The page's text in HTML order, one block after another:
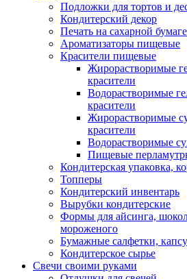
Подложки для тортов и
Кондитерский декор
Печать на сахарной бумаге
Ароматизаторы пищевые
Красители пищевые
Жирорастворимые
красители
Водорастворимые
красители
Жирорастворимые
красители
Водорастворимые
Пищевые
Кондитерская упаковка,
Топперы
Кондитерский инвентарь
Вырубки кондитерские
Формы для айсинга,
мороженого
Бумажные салфетки,
Кондитерское сырье
Свечи своими руками